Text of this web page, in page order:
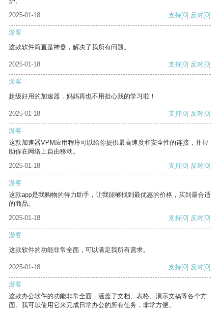
2025-01-18
支持[0] 反对[0]
游客
这款软件简直是神器，解决了我所有问题。
2025-01-18 支持[0] 反对[0]
游客
超级好用的加速器，妈妈再也不用担心我的学习啦！
2025-01-18 支持[0] 反对[0]
游客
这款加速器VPM应用程序可以给你提供最高速度和安全性的连接，并帮
助你在网络上自由移动。
2025-01-18
支持[0] 反对[0]
游客
这款app是我购物的得力助手，让我能够找到最优惠的价格，买到最合适
的商品。
2025-01-18
支持[0] 反对[0]
游客
这款软件的功能非常全面，可以满足我所有需求。
2025-01-18 支持[0] 反对[0]
游客
这款办公软件的功能非常全面，涵盖了文档、表格、演示文稿等各个方
面。我可以使用它来完成日常办公的所有任务，非常方便。